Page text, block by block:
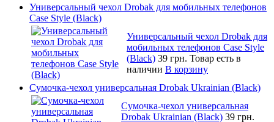
Универсальный чехол Drobak для мобильных телефонов
Case Style (Black)
Универсальный чехол Drobak для
мобильных телефонов Case Style
(Black) 39 грн. Товар есть в
наличии В корзину
Сумочка-чехол универсальная Drobak Ukrainian (Black)
Сумочка-чехол универсальная
Drobak Ukrainian (Black) 39 грн.